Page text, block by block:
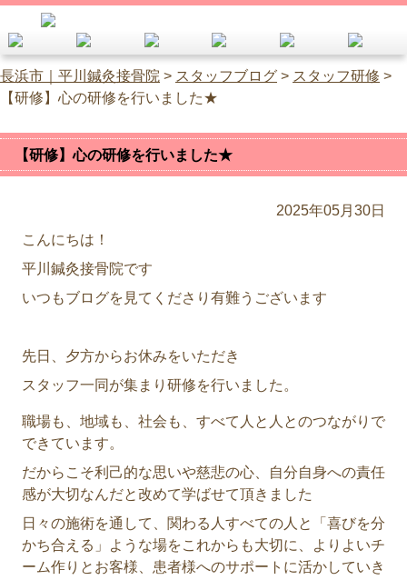
長浜市｜平川鍼灸接骨院 > スタッフブログ > スタッフ研修 >
【研修】心の研修を行いました★
【研修】心の研修を行いました★
2025年05月30日
こんにちは！
平川鍼灸接骨院です
いつもブログを見てくださり有難うございます
先日、夕方からお休みをいただき
スタッフ一同が集まり研修を行いました。
職場も、地域も、社会も、すべて人と人とのつながりで
できています。
だからこそ利己的な思いや慈悲の心、自分自身への責任
感が大切なんだと改めて学ばせて頂きました
日々の施術を通して、関わる人すべての人と「喜びを分
かち合える」ような場をこれからも大切に、よりよいチ
ーム作りとお客様、患者様へのサポートに活かしていき